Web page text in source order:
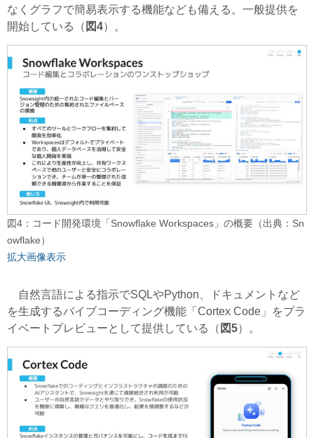
なくグラフで簡易表示する機能なども備える。一般提供を
開始している（ 図4）。
図4：コード開発環境「Snowflake Workspaces」の概要（出典：Sn
owflake）
拡大画像表示
自然言語による指示でSQLやPython、ドキュメントなど
を生成するバイブコーディング機能「Cortex Code」をプラ
イベートプレビューとして提供している（ 図5）。